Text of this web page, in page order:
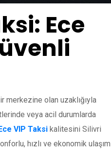
Ece
merkezine olan uzaklığıyla
veya acil durumlarda
Ece VIP Taksi kalitesini Silivri
hızlı ve ekonomik ulaşım